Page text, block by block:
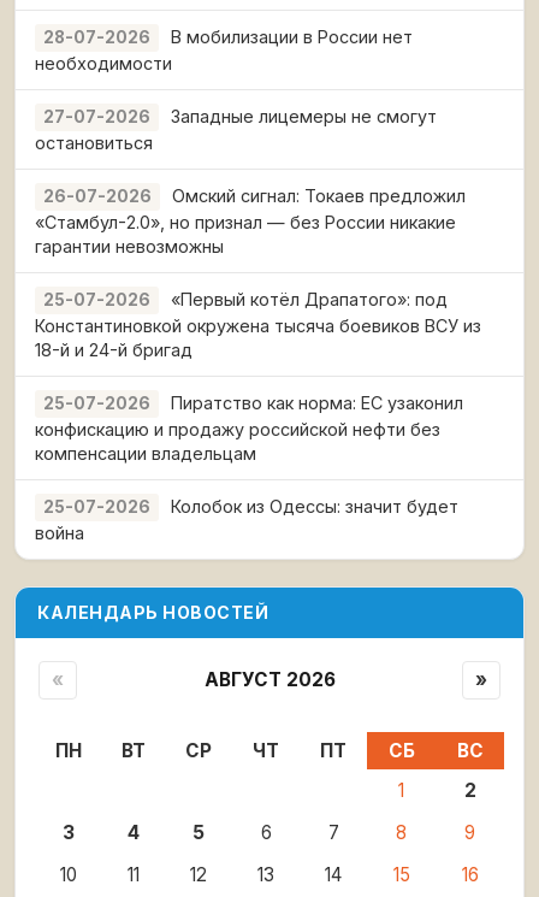
28-07-2026
В мобилизации в России нет
необходимости
27-07-2026
Западные лицемеры не смогут
остановиться
26-07-2026
Омский сигнал: Токаев предложил
«Стамбул-2.0», но признал — без России никакие
гарантии невозможны
25-07-2026
«Первый котёл Драпатого»: под
Константиновкой окружена тысяча боевиков ВСУ из
18-й и 24-й бригад
25-07-2026
Пиратство как норма: ЕС узаконил
конфискацию и продажу российской нефти без
компенсации владельцам
25-07-2026
Колобок из Одессы: значит будет
война
КАЛЕНДАРЬ НОВОСТЕЙ
« АВГУСТ 2026 »
ПН ВТ СР ЧТ ПТ СБ
ВС
1
2
3
4 5 6 7 8
9
10
11 12 13 14 15
16